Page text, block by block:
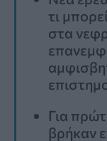
τι
στα
Για
βρήκαν